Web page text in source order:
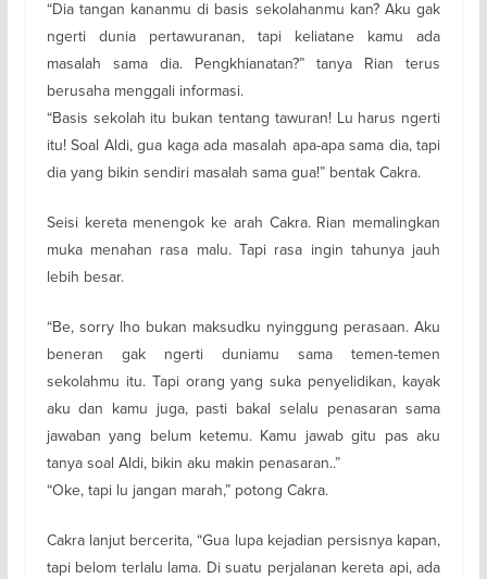
“Dia tangan kananmu di basis sekolahanmu kan? Aku gak
ngerti dunia pertawuranan, tapi keliatane kamu ada
masalah sama dia. Pengkhianatan?” tanya Rian terus
berusaha menggali informasi.
“Basis sekolah itu bukan tentang tawuran! Lu harus ngerti
itu! Soal Aldi, gua kaga ada masalah apa-apa sama dia, tapi
dia yang bikin sendiri masalah sama gua!” bentak Cakra.
Seisi kereta menengok ke arah Cakra. Rian memalingkan
muka menahan rasa malu. Tapi rasa ingin tahunya jauh
lebih besar.
“Be, sorry lho bukan maksudku nyinggung perasaan. Aku
beneran gak ngerti duniamu sama temen-temen
sekolahmu itu. Tapi orang yang suka penyelidikan, kayak
aku dan kamu juga, pasti bakal selalu penasaran sama
jawaban yang belum ketemu. Kamu jawab gitu pas aku
tanya soal Aldi, bikin aku makin penasaran..”
“Oke, tapi lu jangan marah,” potong Cakra.
Cakra lanjut bercerita, “Gua lupa kejadian persisnya kapan,
tapi belom terlalu lama. Di suatu perjalanan kereta api, ada